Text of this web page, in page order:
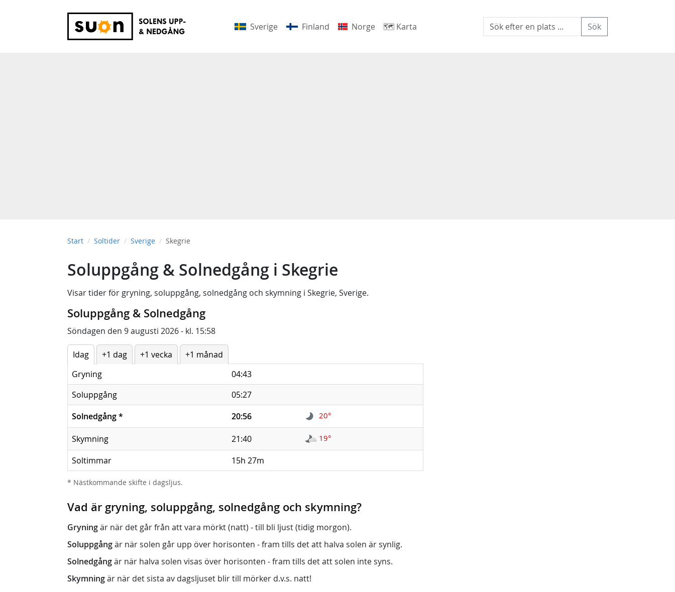
Sverige Finland Norge 🗺 Karta
Start Soltider Sverige Skegrie
Soluppgång & Solnedgång i Skegrie
Visar tider för gryning, soluppgång, solnedgång och skymning i Skegrie, Sverige.
Soluppgång & Solnedgång
Söndagen den 9 augusti 2026 - kl. 15:58
Idag +1 dag +1 vecka
+1 månad
Gryning
04:43
Soluppgång
05:27
Solnedgång* 20:56 20°
Skymning 21:40 19°
Soltimmar 15h 27m
* Nästkommande skifte i dagsljus.
Vad är gryning, soluppgång, solnedgång och skymning?
Gryningär när det går från att vara mörkt (natt) - till bli ljust (tidig morgon).
Soluppgångär när solen går upp över horisonten - fram tills det att halva solen är synlig.
Solnedgångär när halva solen visas över horisonten - fram tills det att solen inte syns.
Skymningär när det sista av dagsljuset blir till mörker d.v.s. natt!